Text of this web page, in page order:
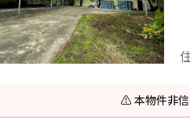
⚠️ 本物件非信